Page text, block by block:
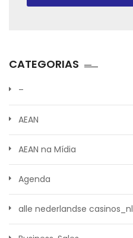
CATEGORIAS
–
AEAN
AEAN na Mídia
Agenda
alle nederlandse casinos_nl